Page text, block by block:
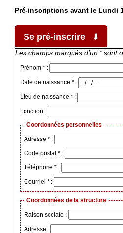
Pré-inscriptions avant le Lundi
Se pré-inscrire
Les champs marqués d’un * sont
Prénom * :
Date de naissance * :
Lieu de naissance * :
Fonction :
Coordonnées personnelles
Adresse * :
Code postal * :
Téléphone * :
Courriel * :
Coordonnées de la structure
Raison sociale :
Adresse :